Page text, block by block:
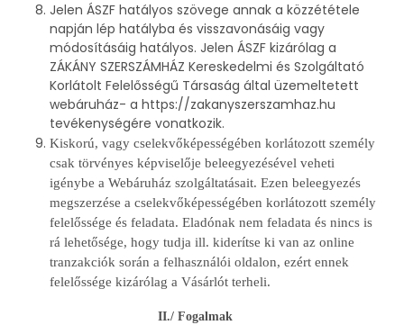
Jelen ÁSZF hatályos szövege annak a közzététele
napján lép hatályba és visszavonásáig vagy
módosításáig hatályos. Jelen ÁSZF kizárólag a
ZÁKÁNY SZERSZÁMHÁZ Kereskedelmi és Szolgáltató
Korlátolt Felelősségű Társaság által üzemeltetett
webáruház- a https://zakanyszerszamhaz.hu
tevékenységére vonatkozik.
Kiskorú, vagy cselekvőképességében korlátozott személy
csak törvényes képviselője beleegyezésével veheti
igénybe a Webáruház szolgáltatásait. Ezen beleegyezés
megszerzése a cselekvőképességében korlátozott személy
felelőssége és feladata. Eladónak nem feladata és nincs is
rá lehetősége, hogy tudja ill. kiderítse ki van az online
tranzakciók során a felhasználói oldalon, ezért ennek
felelőssége kizárólag a Vásárlót terheli.
II./ Fogalmak